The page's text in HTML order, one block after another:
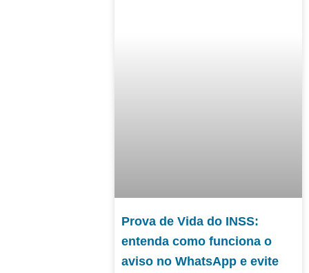
Prova de Vida do INSS:
entenda como funciona o
aviso no WhatsApp e evite